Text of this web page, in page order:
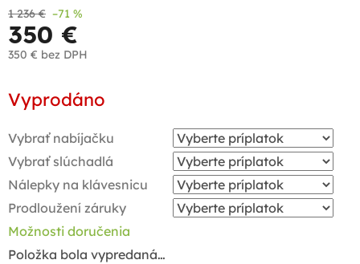
1 236 € –71 %
350 €
350 € bez DPH
cena:
Vyprodáno
Vybrať nabíjačku
Vybrať slúchadlá
Nálepky na klávesnicu
Prodloužení záruky
Možnosti doručenia
Položka bola vypredaná…